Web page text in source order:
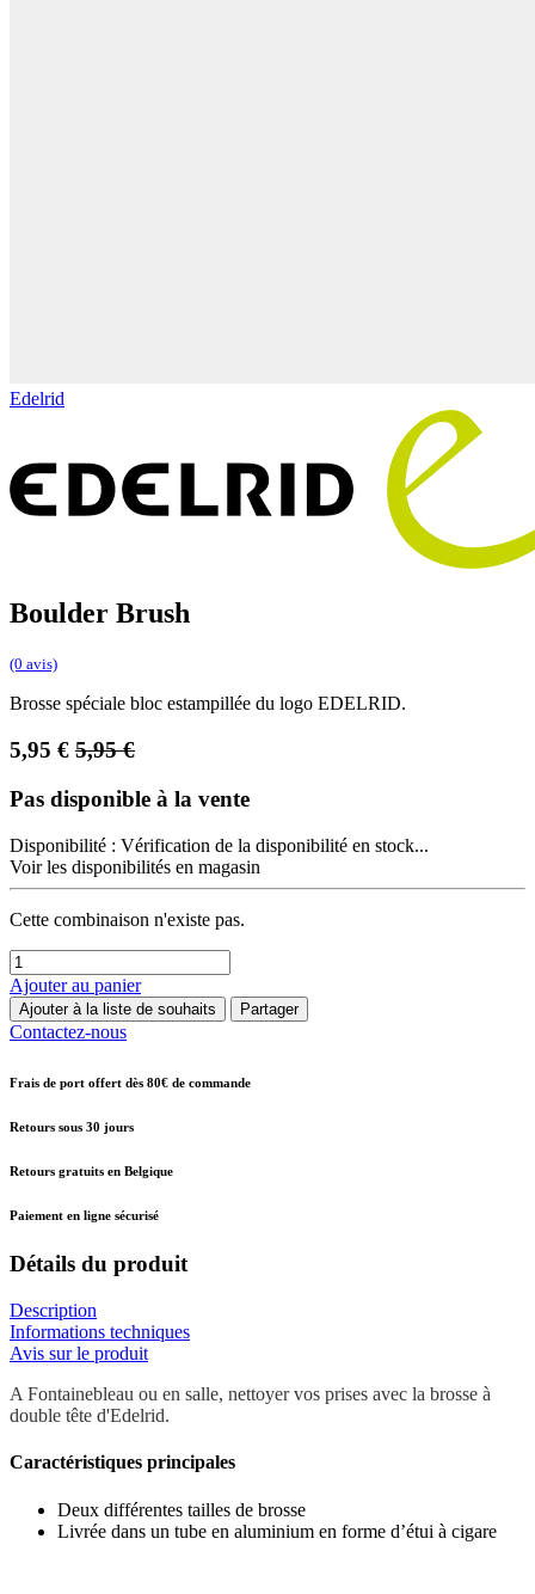
Edelrid
Boulder Brush
(0 avis)
Brosse spéciale bloc estampillée du logo EDELRID.
5,95 € 5,95€
Pas disponible à la vente
Disponibilité : Vérification de la disponibilité en stock...
Voir les disponibilités en magasin
Cette combinaison n'existe pas.
Ajouter au panier
Ajouter à la liste de souhaits Partager
Contactez-nous
Frais de port offert dès 80€ de commande
Retours sous 30 jours
Retours gratuits en Belgique
Paiement en ligne sécurisé
Détails du produit
Description
Informations techniques
Avis sur le produit
A Fontainebleau ou en salle, nettoyer vos prises avec la brosse à
double tête d'Edelrid.
Caractéristiques principales
Deux différentes tailles de brosse
Livrée dans un tube en aluminium en forme d’étui à cigare